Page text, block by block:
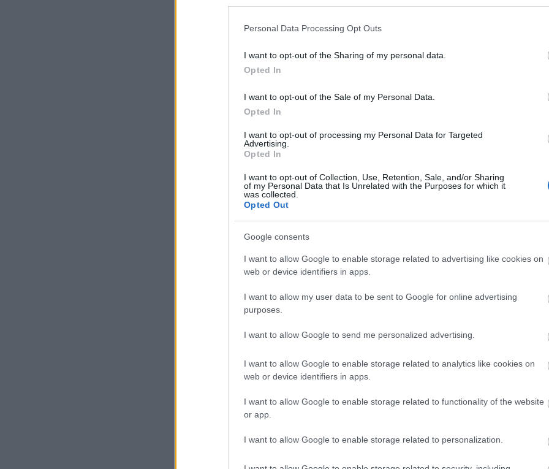
Personal Data Processing Opt Outs
I want to opt-out of the Sharing of my personal data.
Opted In
I want to opt-out of the Sale of my Personal Data.
Opted In
I want to opt-out of processing my Personal Data for Targeted
Advertising.
Opted In
I want to opt-out of Collection, Use, Retention, Sale, and/or Sharing
of my Personal Data that Is Unrelated with the Purposes for which it
was collected.
Opted Out
Google consents
I want to allow Google to enable storage related to advertising like cookies on
web or device identifiers in apps.
I want to allow my user data to be sent to Google for online advertising
purposes.
I want to allow Google to send me personalized advertising.
I want to allow Google to enable storage related to analytics like cookies on
web or device identifiers in apps.
I want to allow Google to enable storage related to functionality of the website
or app.
I want to allow Google to enable storage related to personalization.